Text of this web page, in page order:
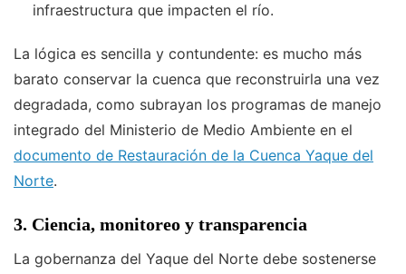
infraestructura que impacten el río.
La lógica es sencilla y contundente: es mucho más
barato conservar la cuenca que reconstruirla una vez
degradada, como subrayan los programas de manejo
integrado del Ministerio de Medio Ambiente en el
documento de Restauración de la Cuenca Yaque del
Norte.
3. Ciencia, monitoreo y transparencia
La gobernanza del Yaque del Norte debe sostenerse